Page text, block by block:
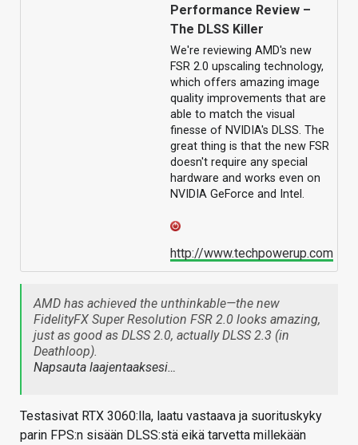
Performance Review –
The DLSS Killer
We're reviewing AMD's new
FSR 2.0 upscaling technology,
which offers amazing image
quality improvements that are
able to match the visual
finesse of NVIDIA's DLSS. The
great thing is that the new FSR
doesn't require any special
hardware and works even on
NVIDIA GeForce and Intel.
http://www.techpowerup.com
AMD has achieved the unthinkable—the new
FidelityFX Super Resolution FSR 2.0 looks amazing,
just as good as DLSS 2.0, actually DLSS 2.3 (in
Deathloop).
Napsauta laajentaaksesi…
Testasivat RTX 3060:lla, laatu vastaava ja suorituskyky
parin FPS:n sisään DLSS:stä eikä tarvetta millekään